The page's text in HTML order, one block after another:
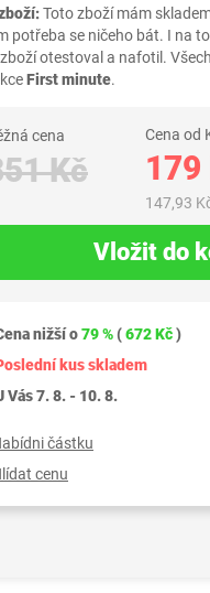
Toto zboží mám
potřeba se ničeho bát. I na
otestoval a nafotil.
First minute.
cena
Kč
Cena od
179
147,93
Vložit do
nižší o79 % (672 Kč)
kus skladem
Vás 7. 8. - 10. 8.
částku
cenu